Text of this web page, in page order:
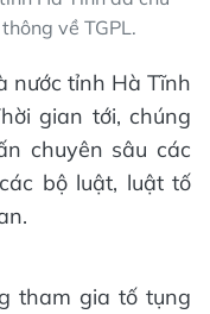
về TGPL.
nước tỉnh Hà Tĩnh
gian tới, chúng
chuyên sâu các
bộ luật, luật tố
tham gia tố tụng